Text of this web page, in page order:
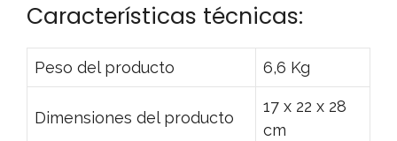
Características técnicas:
Peso del producto 6,6 Kg
Dimensiones del producto
17 x 22 x 28
cm